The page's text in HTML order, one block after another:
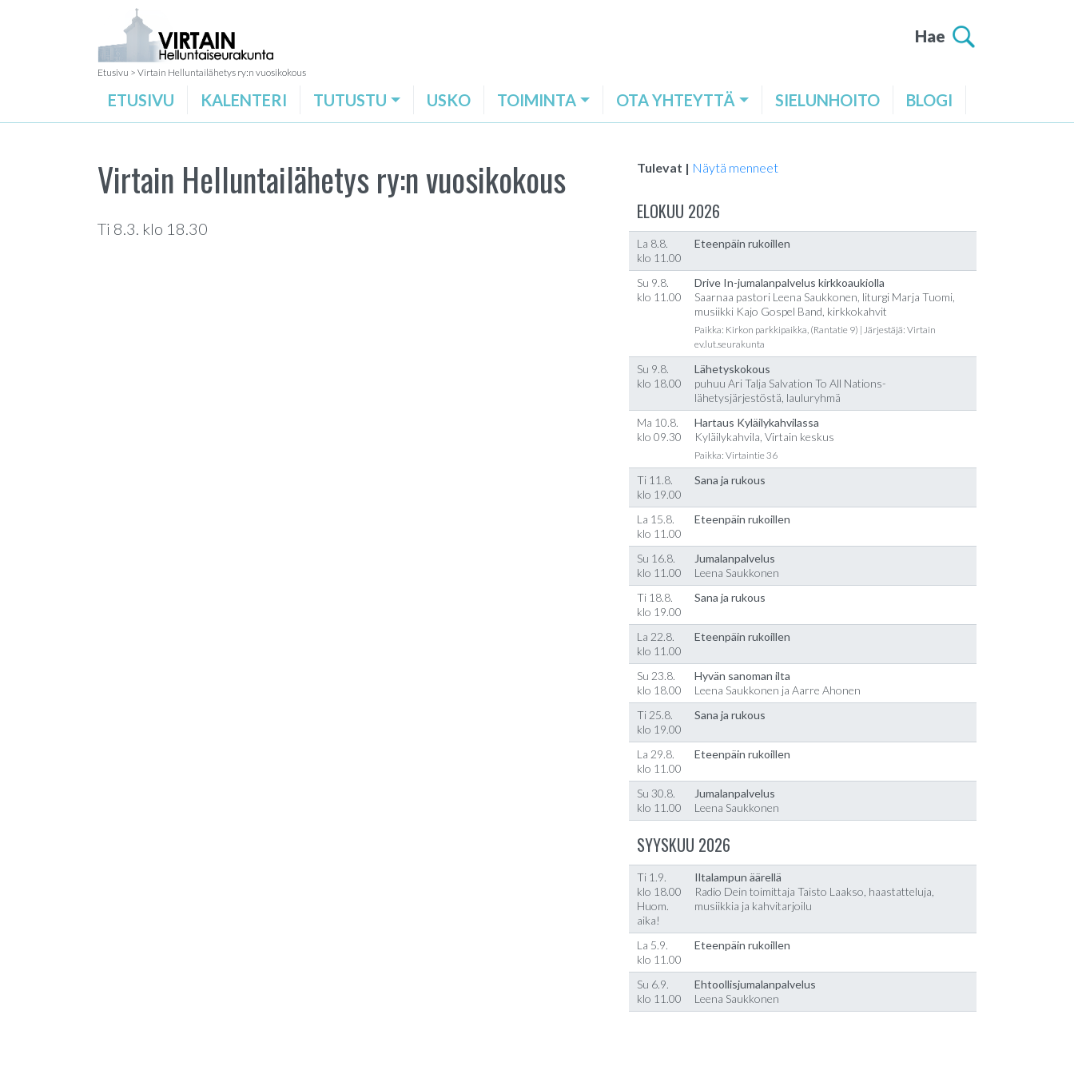
Hae
Etusivu > Virtain Helluntailähetys ry:n vuosikokous
ETUSIVU KALENTERI TUTUSTU USKO TOIMINTA OTA YHTEYTTÄ SIELUNHOITO BLOGI
Virtain Helluntailähetys ry:n vuosikokous
Ti 8.3. klo 18.30
Tulevat | Näytä menneet
ELOKUU 2026
La 8.8.
klo 11.00
Eteenpäin rukoillen
Su 9.8.
klo 11.00
Drive In-jumalanpalvelus kirkkoaukiolla
Saarnaa pastori Leena Saukkonen, liturgi Marja Tuomi,
musiikki Kajo Gospel Band, kirkkokahvit
Paikka: Kirkon parkkipaikka, (Rantatie 9) | Järjestäjä: Virtain
ev.lut.seurakunta
Su 9.8.
klo 18.00
Lähetyskokous
puhuu Ari Talja Salvation To All Nations-
lähetysjärjestöstä, lauluryhmä
Ma 10.8.
klo 09.30
Hartaus Kyläilykahvilassa
Kyläilykahvila, Virtain keskus
Paikka: Virtaintie 36
Ti 11.8.
klo 19.00
Sana ja rukous
La 15.8.
klo 11.00
Eteenpäin rukoillen
Su 16.8.
klo 11.00
Jumalanpalvelus
Leena Saukkonen
Ti 18.8.
klo 19.00
Sana ja rukous
La 22.8.
klo 11.00
Eteenpäin rukoillen
Su 23.8.
klo 18.00
Hyvän sanoman ilta
Leena Saukkonen ja Aarre Ahonen
Ti 25.8.
klo 19.00
Sana ja rukous
La 29.8.
klo 11.00
Eteenpäin rukoillen
Su 30.8.
klo 11.00
Jumalanpalvelus
Leena Saukkonen
SYYSKUU 2026
Ti 1.9.
klo 18.00
Huom.
aika!
Iltalampun äärellä
Radio Dein toimittaja Taisto Laakso, haastatteluja,
musiikkia ja kahvitarjoilu
La 5.9.
klo 11.00
Eteenpäin rukoillen
Su 6.9.
klo 11.00
Ehtoollisjumalanpalvelus
Leena Saukkonen